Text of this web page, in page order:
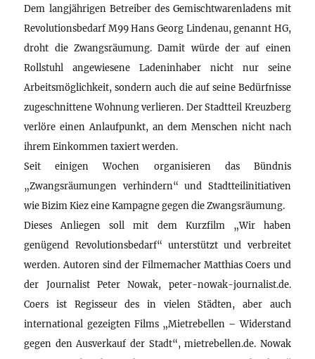
Dem langjährigen Betreiber des Gemischtwarenladens mit
Revolutionsbedarf M99 Hans Georg Lindenau, genannt HG,
droht die Zwangsräumung. Damit würde der auf einen
Rollstuhl angewiesene Ladeninhaber nicht nur seine
Arbeitsmöglichkeit, sondern auch die auf seine Bedürfnisse
zugeschnittene Wohnung verlieren. Der Stadtteil Kreuzberg
verlöre einen Anlaufpunkt, an dem Menschen nicht nach
ihrem Einkommen taxiert werden.
Seit einigen Wochen organisieren das Bündnis
„Zwangsräumungen verhindern“ und Stadtteilinitiativen
wie Bizim Kiez eine Kampagne gegen die Zwangsräumung.
Dieses Anliegen soll mit dem Kurzfilm „Wir haben
genügend Revolutionsbedarf“ unterstützt und verbreitet
werden. Autoren sind der Filmemacher Matthias Coers und
der Journalist Peter Nowak, peter-nowak-journalist.de.
Coers ist Regisseur des in vielen Städten, aber auch
international gezeigten Films „Mietrebellen – Widerstand
gegen den Ausverkauf der Stadt“, mietrebellen.de. Nowak